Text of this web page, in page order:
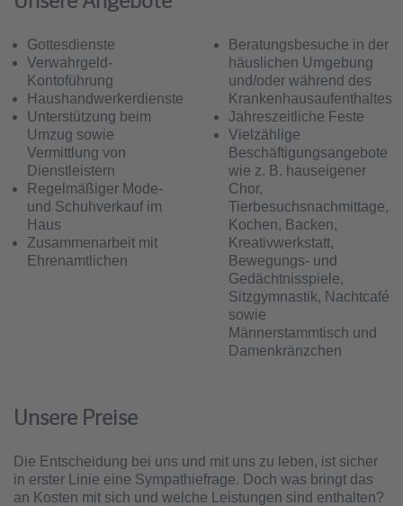
Gottesdienste
Verwahrgeld-
Kontoführung
Haushandwerkerdienste
Unterstützung beim
Umzug sowie
Vermittlung von
Dienstleistern
Regelmäßiger Mode-
und Schuhverkauf im
Haus
Zusammenarbeit mit
Ehrenamtlichen
Beratungsbesuche in der
häuslichen Umgebung
und/oder während des
Krankenhausaufenthaltes
Jahreszeitliche Feste
Vielzählige
Beschäftigungsangebote
wie z. B. hauseigener
Chor,
Tierbesuchsnachmittage,
Kochen, Backen,
Kreativwerkstatt,
Bewegungs- und
Gedächtnisspiele,
Sitzgymnastik, Nachtcafé
sowie
Männerstammtisch und
Damenkränzchen
Unsere Preise
Die Entscheidung bei uns und mit uns zu leben, ist sicher
in erster Linie eine Sympathiefrage. Doch was bringt das
an Kosten mit sich und welche Leistungen sind enthalten?